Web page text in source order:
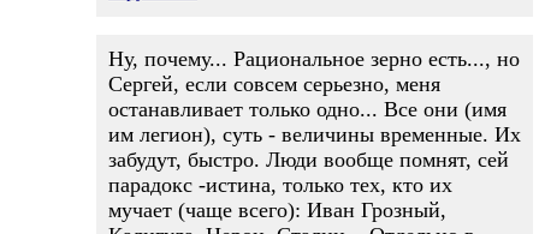
Ну, почему... Рациональное зерно есть..., но
Сергей, если совсем серьезно, меня
останавливает только одно... Все они (имя
им легион), суть - величины временные. Их
забудут, быстро. Люди вообще помнят, сей
парадокс -истина, только тех, кто их
мучает (чаще всего): Иван Грозный,